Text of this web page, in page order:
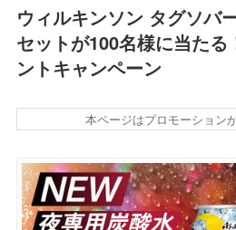
ウィルキンソン タグソバ
セットが100名様に当た
ントキャンペーン
本ページはプロモーション